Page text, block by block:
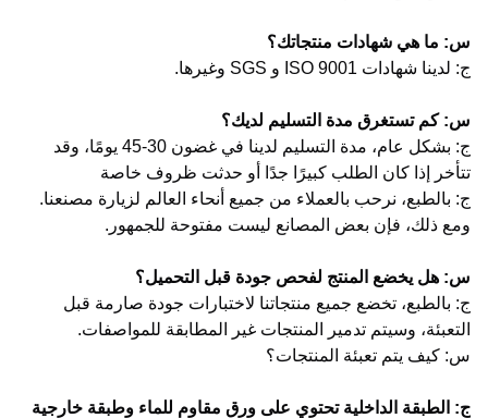
س: ما هي شهادات منتجاتك؟
ج: لدينا شهادات ISO 9001 و SGS وغيرها.
س: كم تستغرق مدة التسليم لديك؟
ج: بشكل عام، مدة التسليم لدينا في غضون 30-45 يومًا، وقد
تتأخر إذا كان الطلب كبيرًا جدًا أو حدثت ظروف خاصة
ج: بالطبع، نرحب بالعملاء من جميع أنحاء العالم لزيارة مصنعنا.
ومع ذلك، فإن بعض المصانع ليست مفتوحة للجمهور.
س: هل يخضع المنتج لفحص جودة قبل التحميل؟
ج: بالطبع، تخضع جميع منتجاتنا لاختبارات جودة صارمة قبل
التعبئة، وسيتم تدمير المنتجات غير المطابقة للمواصفات.
س: كيف يتم تعبئة المنتجات؟
ج: الطبقة الداخلية تحتوي على ورق مقاوم للماء وطبقة خارجية